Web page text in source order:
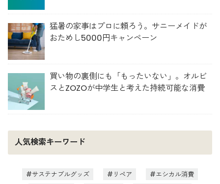
猛暑の家事はプロに頼ろう。サニーメイドが
おためし5000円キャンペーン
買い物の裏側にも「もったいない」。オルビ
スとZOZOが中学生と考えた持続可能な消費
人気検索キーワード
サステナブルグッズ リペア
エシカル消費